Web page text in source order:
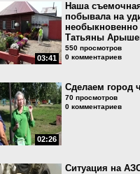
03:41
Наша
побывала на
необыкновенно
Татьяны
550 просмотров
0 комментариев
02:26
Сделаем город
70 просмотров
0 комментариев
Ситуация на